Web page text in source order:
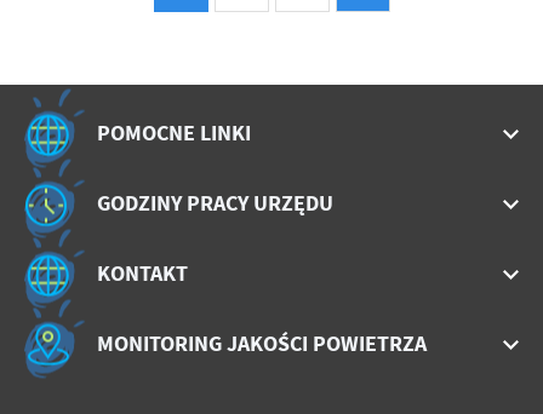
POMOCNE LINKI
GODZINY PRACY URZĘDU
KONTAKT
MONITORING JAKOŚCI POWIETRZA